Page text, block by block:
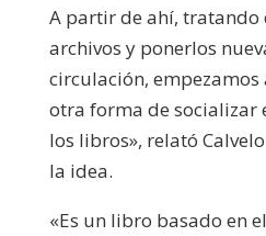
A partir de ahí, tratando
archivos y ponerlos
circulación, empezamos
otra forma de socializar
los libros», relató
la idea.
«Es un libro basado en